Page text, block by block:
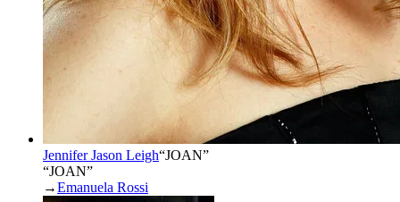
Jennifer Jason Leigh“JOAN”
“JOAN”
→Emanuela Rossi